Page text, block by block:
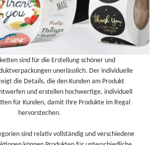
sind für die Erstellung schöner und
unerlässlich. Der individuelle
die Details, die den Kunden am Produkt
und erstellen hochwertige, individuell
für Kunden, damit Ihre Produkte im Regal
hervorstechen.
sind relativ vollständig und verschiedene